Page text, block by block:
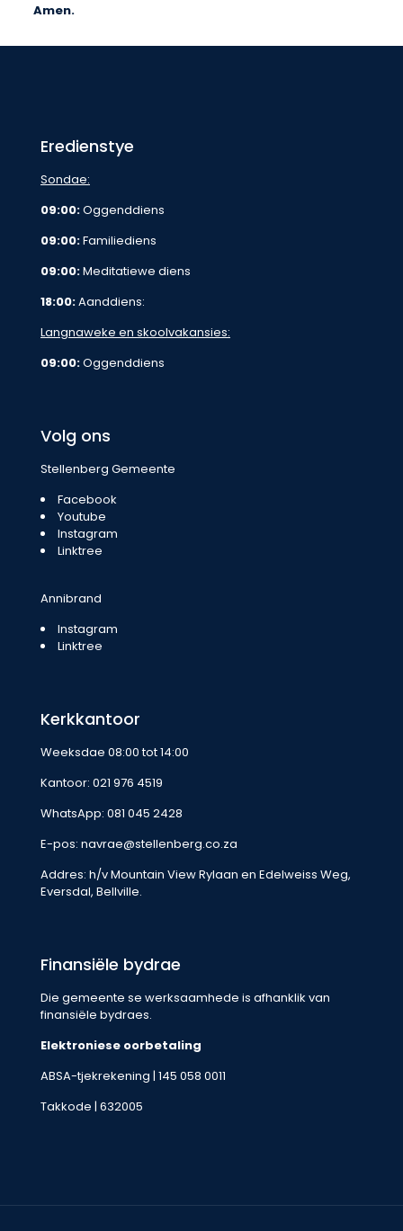
Amen.
Eredienstye
Sondae:
09:00:Oggenddiens
09:00:Familiediens
09:00:Meditatiewe diens
18:00:Aanddiens:
Langnaweke en skoolvakansies:
09:00:Oggenddiens
Volg ons
Stellenberg Gemeente
Facebook
Youtube
Instagram
Linktree
Annibrand
Instagram
Linktree
Kerkkantoor
Weeksdae 08:00 tot 14:00
Kantoor: 021 976 4519
WhatsApp: 081 045 2428
E-pos: navrae@stellenberg.co.za
Addres: h/v Mountain View Rylaan en Edelweiss Weg,
Eversdal, Bellville.
Finansiële bydrae
Die gemeente se werksaamhede is afhanklik van
finansiële bydraes.
Elektroniese oorbetaling
ABSA-tjekrekening | 145 058 0011
Takkode | 632005